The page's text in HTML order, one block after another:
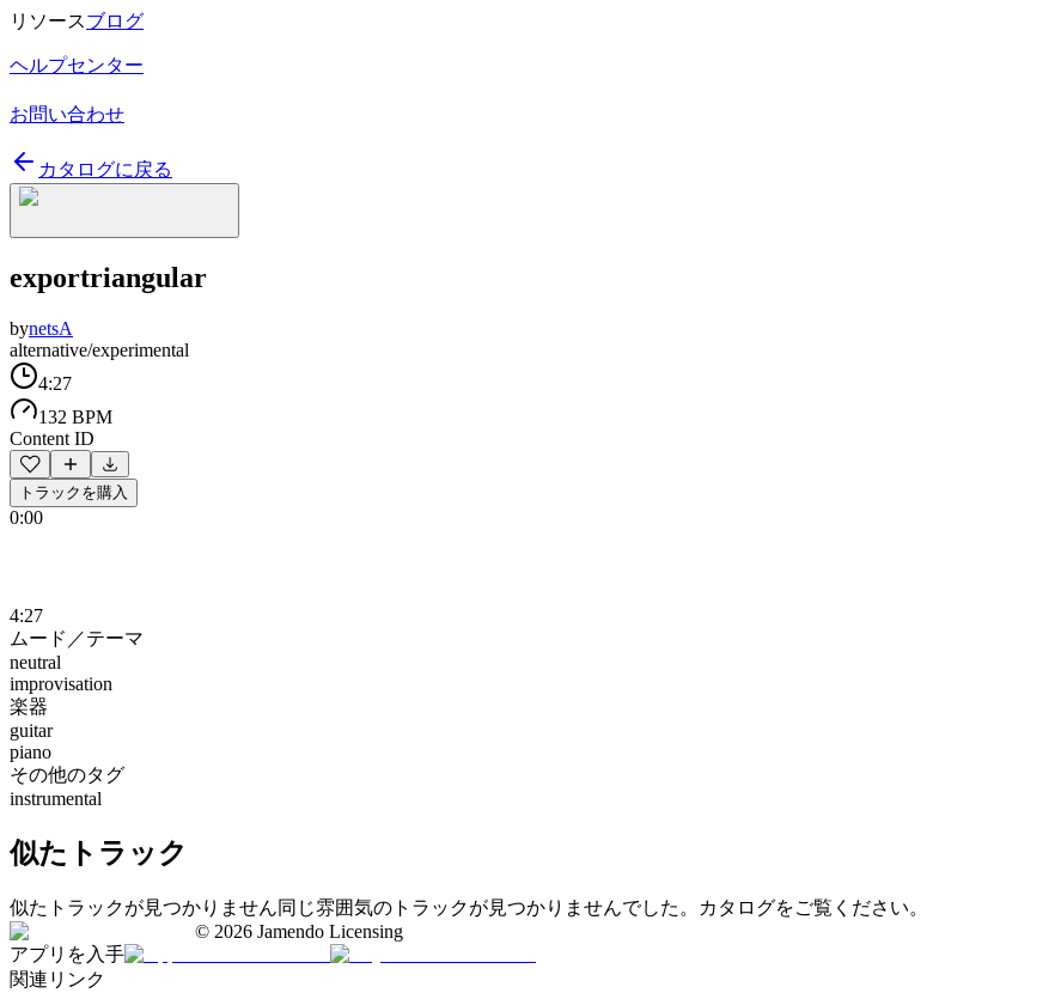
リソースブログ
ヘルプセンター
お問い合わせ
カタログに戻る
exportriangular
bynetsA
alternative/experimental
4:27
132 BPM
Content ID
トラックを購入
0:00
4:27
ムード／テーマ
neutral
improvisation
楽器
guitar
piano
その他のタグ
instrumental
似たトラック
似たトラックが見つかりません同じ雰囲気のトラックが見つかりませんでした。カタログをご覧ください。
© 2026 Jamendo Licensing
アプリを入手
関連リンク